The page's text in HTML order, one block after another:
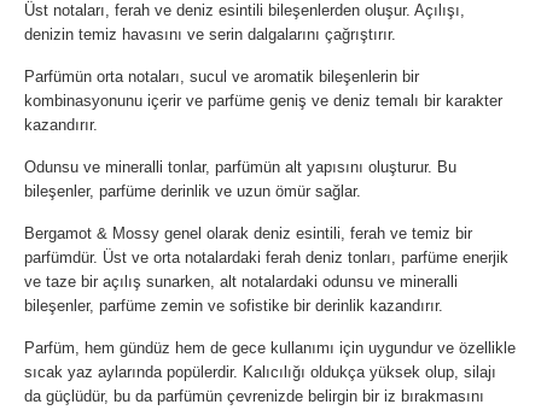
Üst notaları, ferah ve deniz esintili bileşenlerden oluşur. Açılışı,
denizin temiz havasını ve serin dalgalarını çağrıştırır.
Parfümün orta notaları, sucul ve aromatik bileşenlerin bir
kombinasyonunu içerir ve parfüme geniş ve deniz temalı bir karakter
kazandırır.
Odunsu ve mineralli tonlar, parfümün alt yapısını oluşturur. Bu
bileşenler, parfüme derinlik ve uzun ömür sağlar.
Bergamot & Mossy genel olarak deniz esintili, ferah ve temiz bir
parfümdür. Üst ve orta notalardaki ferah deniz tonları, parfüme enerjik
ve taze bir açılış sunarken, alt notalardaki odunsu ve mineralli
bileşenler, parfüme zemin ve sofistike bir derinlik kazandırır.
Parfüm, hem gündüz hem de gece kullanımı için uygundur ve özellikle
sıcak yaz aylarında popülerdir. Kalıcılığı oldukça yüksek olup, silajı
da güçlüdür, bu da parfümün çevrenizde belirgin bir iz bırakmasını